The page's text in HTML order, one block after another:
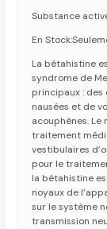
Substance
En
La bétahistine
syndrome de
principaux :
nausées et de
acouphènes.
traitement
vestibulaires
pour le
la bétahistine
noyaux de
sur le système
transmission